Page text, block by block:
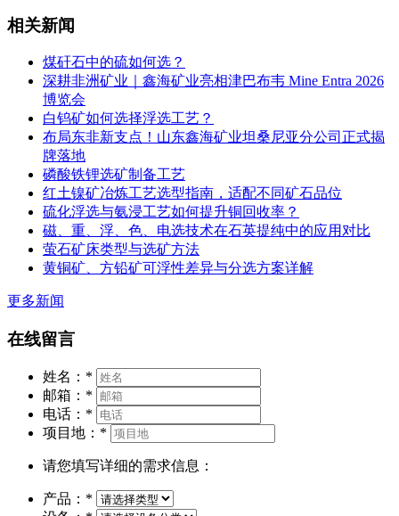
相关新闻
煤矸石中的硫如何选？
深耕非洲矿业｜鑫海矿业亮相津巴布韦 Mine Entra 2026
博览会
白钨矿如何选择浮选工艺？
布局东非新支点！山东鑫海矿业坦桑尼亚分公司正式揭
牌落地
磷酸铁锂选矿制备工艺
红土镍矿冶炼工艺选型指南，适配不同矿石品位
硫化浮选与氨浸工艺如何提升铜回收率？
磁、重、浮、色、电选技术在石英提纯中的应用对比
萤石矿床类型与选矿方法
黄铜矿、方铅矿可浮性差异与分选方案详解
更多新闻
在线留言
姓名： *
邮箱： *
电话： *
项目地： *
请您填写详细的需求信息：
产品： *